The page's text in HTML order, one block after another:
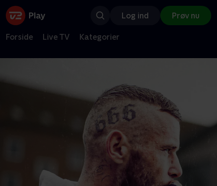
Log ind Prøv nu
Forside Live TV Kategorier